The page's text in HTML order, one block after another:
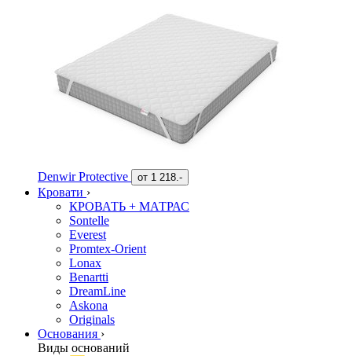
Denwir Protective от 1 218.-
Кровати ›
КРОВАТЬ + МАТРАС
Sontelle
Everest
Promtex-Orient
Lonax
Benartti
DreamLine
Askona
Originals
Основания ›
Виды оснований